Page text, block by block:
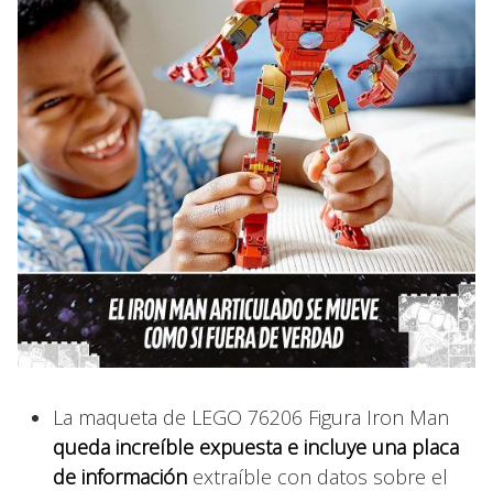
La maqueta de LEGO 76206 Figura Iron Man
queda increíble expuesta e incluye una placa
de información extraíble con datos sobre el